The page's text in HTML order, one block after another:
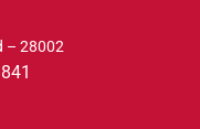
– 28002